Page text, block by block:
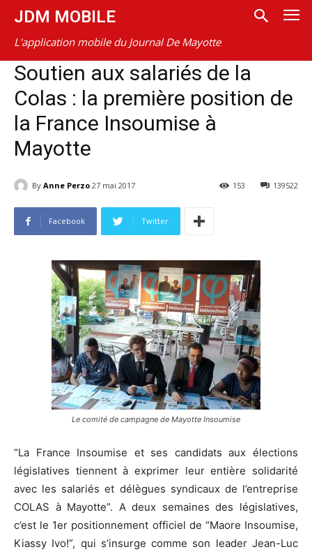
JDM MOBILE
L'application mobile du Journal De Mayotte
Soutien aux salariés de la
Colas : la première position de
la France Insoumise à
Mayotte
By Anne Perzo 27 mai 2017 139522
153
Facebook Twitter
Le comité de campagne de Mayotte Insoumise
“La France Insoumise et ses candidats aux élections
législatives tiennent à exprimer leur entière solidarité
avec les salariés et délègues syndicaux de l’entreprise
COLAS à Mayotte”. A deux semaines des législatives,
c’est le 1er positionnement officiel de “Maore Insoumise,
Kiassy Ivo!”, qui s’insurge comme son leader Jean-Luc